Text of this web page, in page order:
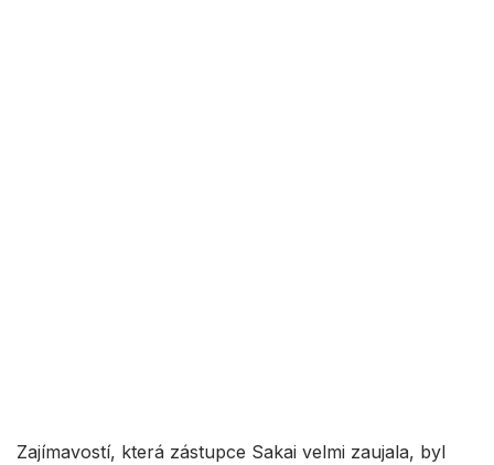
Zajímavostí, která zástupce Sakai velmi zaujala, byl